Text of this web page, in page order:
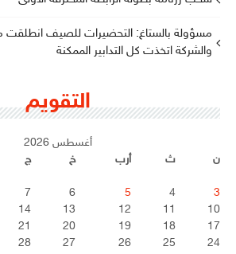
والشركة اتخذت كل التدابير الممكنة
التقويم
أغسطس 2026
ن
ث أرب خ ج
3
4
5
6
7
10
11
12
13
14
17
18
19
20
21
24
25
26
27
28